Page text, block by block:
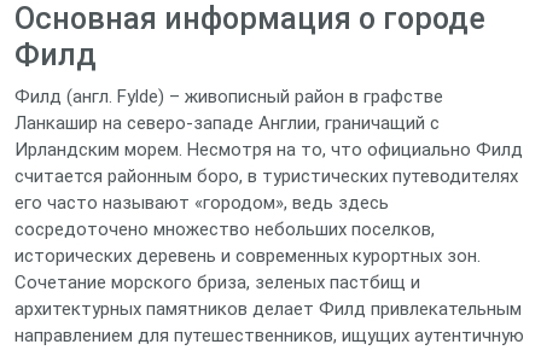
Основная информация о городе
Филд
Филд (англ. Fylde) – живописный район в графстве
Ланкашир на северо-западе Англии, граничащий с
Ирландским морем. Несмотря на то, что официально Филд
считается районным боро, в туристических путеводителях
его часто называют «городом», ведь здесь
сосредоточено множество небольших поселков,
исторических деревень и современных курортных зон.
Сочетание морского бриза, зеленых пастбищ и
архитектурных памятников делает Филд привлекательным
направлением для путешественников, ищущих аутентичную